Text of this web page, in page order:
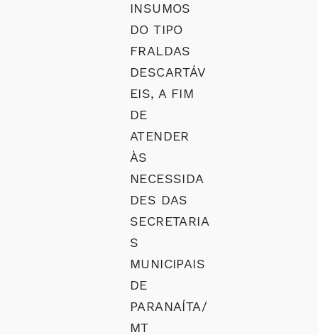
INSUMOS
DO TIPO
FRALDAS
DESCARTÁV
EIS, A FIM
DE
ATENDER
ÀS
NECESSIDA
DES DAS
SECRETARIA
S
MUNICIPAIS
DE
PARANAÍTA/
MT